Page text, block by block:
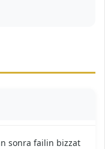
sonra failin bizzat